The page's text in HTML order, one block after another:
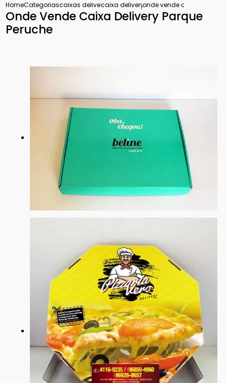
HomeCategoriascaixas deliverycaixa delivery para frangoonde vende caixa delivery
Onde Vende Caixa Delivery Parque
Peruche